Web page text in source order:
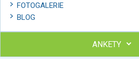
FOTOGALERIE
BLOG
ANKETY